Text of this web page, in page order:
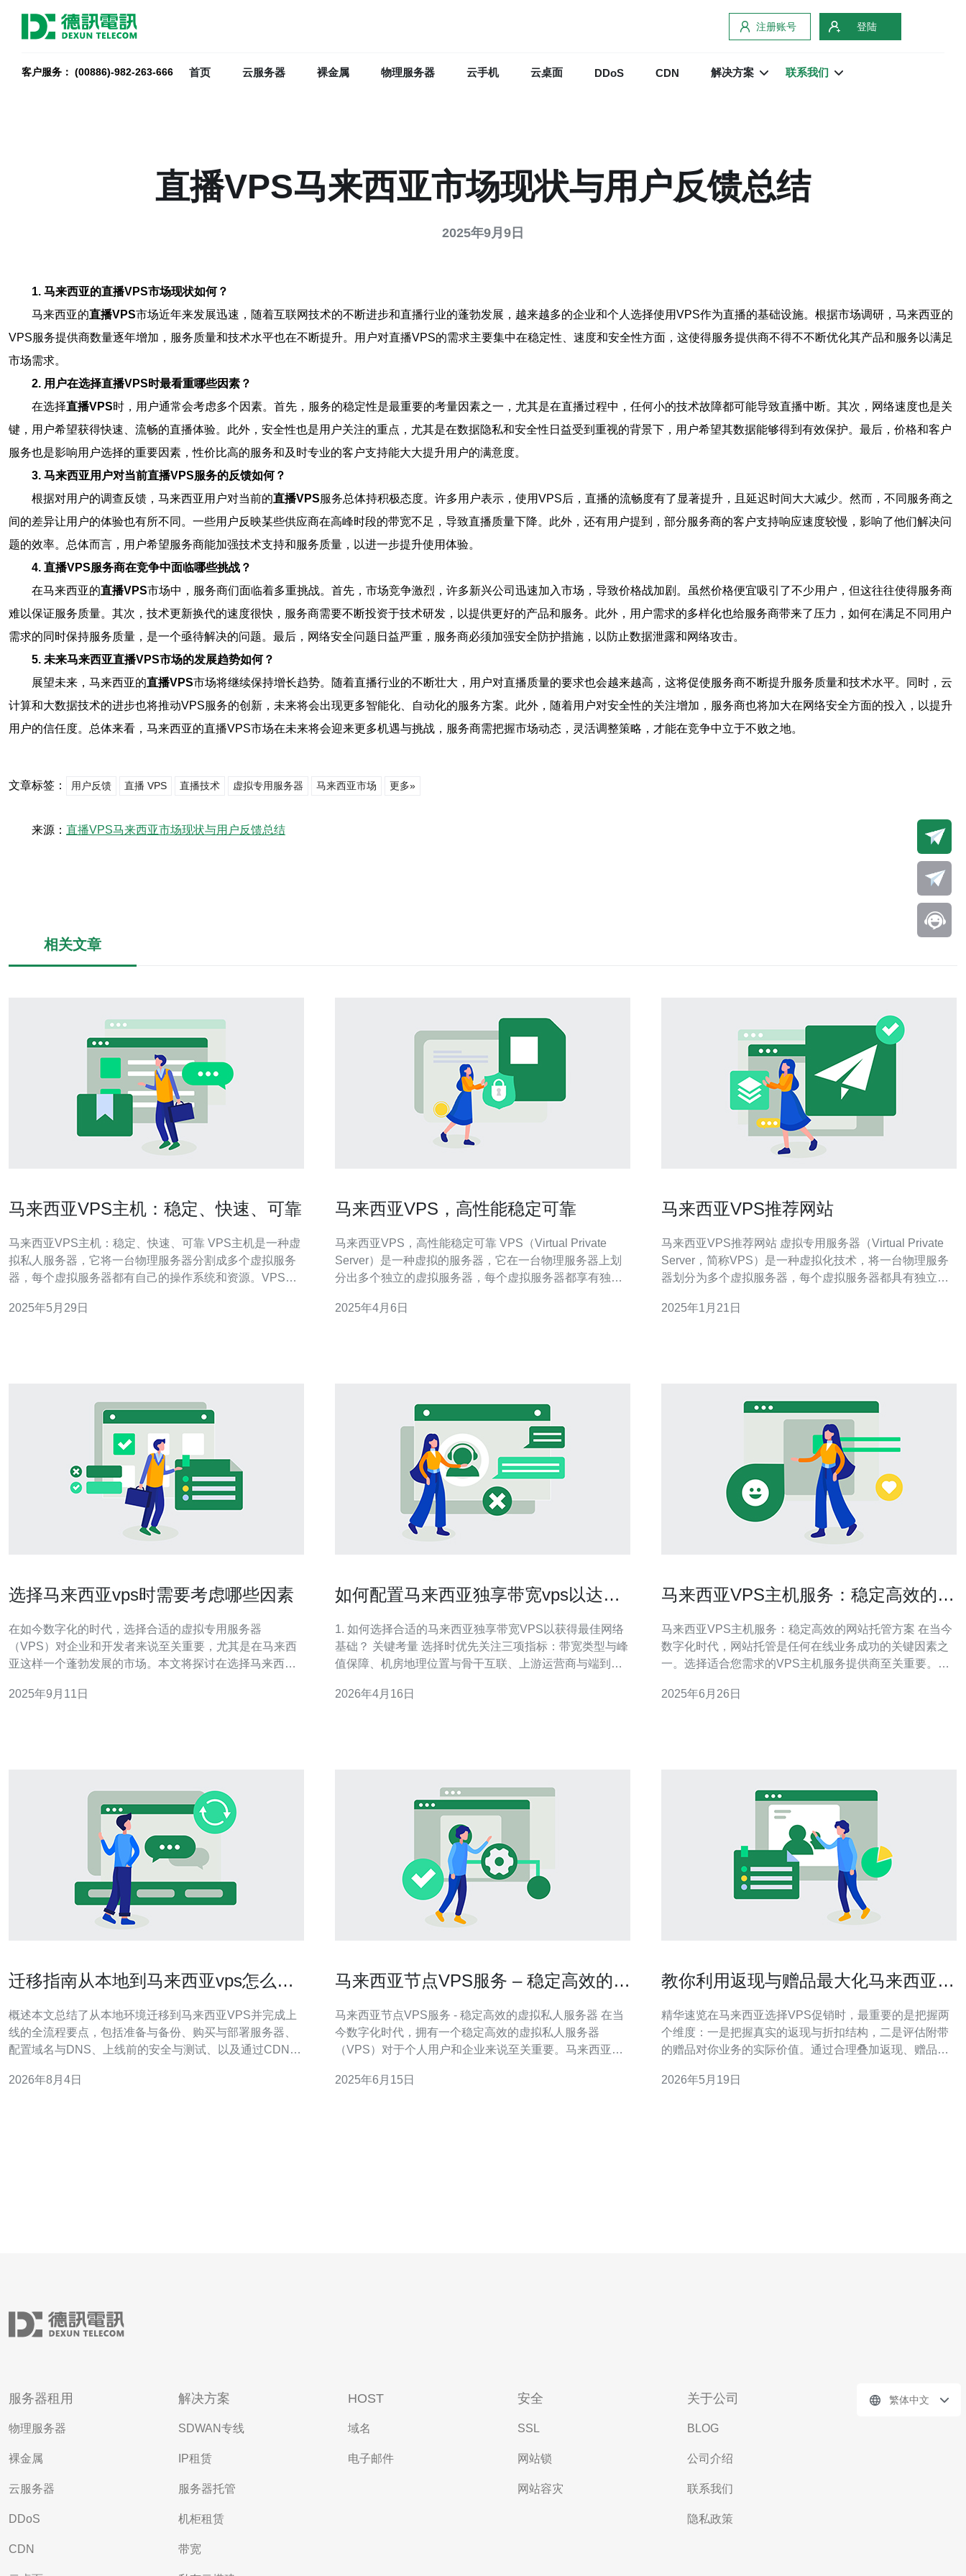
注册账号 登陆
客户服务： (00886)-982-263-666 首页 云服务器 裸金属 物理服务器 云手机 云桌面 DDoS CDN 解决方案 联系我们
直播VPS马来西亚市场现状与用户反馈总结
2025年9月9日
1. 马来西亚的直播VPS市场现状如何？
马来西亚的直播VPS市场近年来发展迅速，随着互联网技术的不断进步和直播行业的蓬勃发展，越来越多的企业和个人选择使用VPS作为直播的基础设施。根据市场调研，马来西亚的
VPS服务提供商数量逐年增加，服务质量和技术水平也在不断提升。用户对直播VPS的需求主要集中在稳定性、速度和安全性方面，这使得服务提供商不得不不断优化其产品和服务以满足
市场需求。
2. 用户在选择直播VPS时最看重哪些因素？
在选择直播VPS时，用户通常会考虑多个因素。首先，服务的稳定性是最重要的考量因素之一，尤其是在直播过程中，任何小的技术故障都可能导致直播中断。其次，网络速度也是关
键，用户希望获得快速、流畅的直播体验。此外，安全性也是用户关注的重点，尤其是在数据隐私和安全性日益受到重视的背景下，用户希望其数据能够得到有效保护。最后，价格和客户
服务也是影响用户选择的重要因素，性价比高的服务和及时专业的客户支持能大大提升用户的满意度。
3. 马来西亚用户对当前直播VPS服务的反馈如何？
根据对用户的调查反馈，马来西亚用户对当前的直播VPS服务总体持积极态度。许多用户表示，使用VPS后，直播的流畅度有了显著提升，且延迟时间大大减少。然而，不同服务商之
间的差异让用户的体验也有所不同。一些用户反映某些供应商在高峰时段的带宽不足，导致直播质量下降。此外，还有用户提到，部分服务商的客户支持响应速度较慢，影响了他们解决问
题的效率。总体而言，用户希望服务商能加强技术支持和服务质量，以进一步提升使用体验。
4. 直播VPS服务商在竞争中面临哪些挑战？
在马来西亚的直播VPS市场中，服务商们面临着多重挑战。首先，市场竞争激烈，许多新兴公司迅速加入市场，导致价格战加剧。虽然价格便宜吸引了不少用户，但这往往使得服务商
难以保证服务质量。其次，技术更新换代的速度很快，服务商需要不断投资于技术研发，以提供更好的产品和服务。此外，用户需求的多样化也给服务商带来了压力，如何在满足不同用户
需求的同时保持服务质量，是一个亟待解决的问题。最后，网络安全问题日益严重，服务商必须加强安全防护措施，以防止数据泄露和网络攻击。
5. 未来马来西亚直播VPS市场的发展趋势如何？
展望未来，马来西亚的直播VPS市场将继续保持增长趋势。随着直播行业的不断壮大，用户对直播质量的要求也会越来越高，这将促使服务商不断提升服务质量和技术水平。同时，云
计算和大数据技术的进步也将推动VPS服务的创新，未来将会出现更多智能化、自动化的服务方案。此外，随着用户对安全性的关注增加，服务商也将加大在网络安全方面的投入，以提升
用户的信任度。总体来看，马来西亚的直播VPS市场在未来将会迎来更多机遇与挑战，服务商需把握市场动态，灵活调整策略，才能在竞争中立于不败之地。
文章标签： 用户反馈 直播 VPS 直播技术 虚拟专用服务器 马来西亚市场 更多»
来源： 直播VPS马来西亚市场现状与用户反馈总结
相关文章
马来西亚VPS主机：稳定、快速、可靠
马来西亚VPS主机：稳定、快速、可靠 VPS主机是一种虚
拟私人服务器，它将一台物理服务器分割成多个虚拟服务
器，每个虚拟服务器都有自己的操作系统和资源。VPS主
VPS主机具有稳定、快速、可靠的优势。马来西亚地理位
2025年5月29日
马来西亚VPS，高性能稳定可靠
马来西亚VPS，高性能稳定可靠 VPS（Virtual Private
Server）是一种虚拟的服务器，它在一台物理服务器上划
分出多个独立的虚拟服务器，每个虚拟服务器都享有独立
连接以及更好的安全性，适合个人用户和企业用户使用。
2025年4月6日
马来西亚VPS推荐网站
马来西亚VPS推荐网站 虚拟专用服务器（Virtual Private
Server，简称VPS）是一种虚拟化技术，将一台物理服务
器划分为多个虚拟服务器，每个虚拟服务器都具有独立的
中心，拥有良好的网络基础设施和稳定的网络连接，成为
2025年1月21日
选择马来西亚vps时需要考虑哪些因素
在如今数字化的时代，选择合适的虚拟专用服务器
（VPS）对企业和开发者来说至关重要，尤其是在马来西
亚这样一个蓬勃发展的市场。本文将探讨在选择马来西亚
智的决策。 为什么选择马来西亚VPS而不是其他地区的
2025年9月11日
如何配置马来西亚独享带宽vps以达到
1. 如何选择合适的马来西亚独享带宽VPS以获得最佳网络
基础？ 关键考量 选择时优先关注三项指标：带宽类型与峰
值保障、机房地理位置与骨干互联、上游运营商与端到端
位于吉隆坡或柔佛且与主流国际骨干（例如中国联通、马
2026年4月16日
马来西亚VPS主机服务：稳定高效的网
马来西亚VPS主机服务：稳定高效的网站托管方案 在当今
数字化时代，网站托管是任何在线业务成功的关键因素之
一。选择适合您需求的VPS主机服务提供商至关重要。马
网站提供可靠的托管方案。 VPS主机服务是一种虚拟专用
2025年6月26日
迁移指南从本地到马来西亚vps怎么用
概述本文总结了从本地环境迁移到马来西亚VPS并完成上
线的全流程要点，包括准备与备份、购买与部署服务器、
配置域名与DNS、上线前的安全与测试、以及通过CDN和
来西亚节点的稳定供应商，适合需要低延迟与本地合规的
2026年8月4日
马来西亚节点VPS服务 – 稳定高效的虚
马来西亚节点VPS服务 - 稳定高效的虚拟私人服务器 在当
今数字化时代，拥有一个稳定高效的虚拟私人服务器
（VPS）对于个人用户和企业来说至关重要。马来西亚节
为用户提供了一个理想的虚拟主机环境。 VPS是一种虚拟
2025年6月15日
教你利用返现与赠品最大化马来西亚
精华速览在马来西亚选择VPS促销时，最重要的是把握两
个维度：一是把握真实的返现与折扣结构，二是评估附带
的赠品对你业务的实际价值。通过合理叠加返现、赠品和
升抗攻击能力和网站性能。本文从促销识别、赠品评估、
2026年5月19日
服务器租用
物理服务器
裸金属
云服务器
DDoS
CDN
解决方案
SDWAN专线
IP租赁
服务器托管
机柜租赁
带宽
HOST
域名
电子邮件
安全
SSL
网站锁
网站容灾
关于公司
BLOG
公司介绍
联系我们
隐私政策
繁体中文